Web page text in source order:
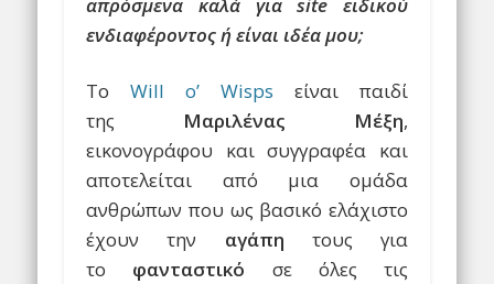
ενδιαφέροντος ή είναι ιδέα μου;
ΤοWill o’ Wisps είναι παιδί
της Μαριλένας Μέξη,
εικονογράφου και συγγραφέα και
αποτελείται από μια ομάδα
ανθρώπων που ως βασικό ελάχιστο
έχουν την αγάπη τους για
το φανταστικό σε όλες τις